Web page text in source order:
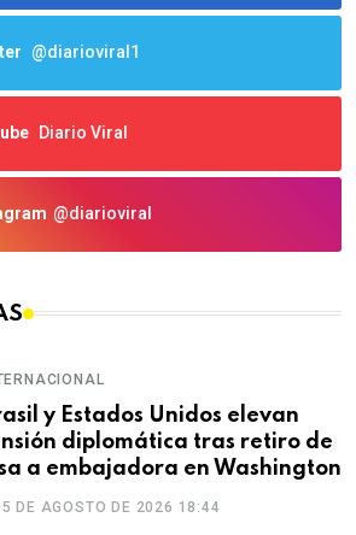
@diarioviral1
Diario Viral
@diarioviral
y Estados Unidos elevan
diplomática tras retiro de
a embajadora en Washington
5 DE AGOSTO DE 2026 18:44